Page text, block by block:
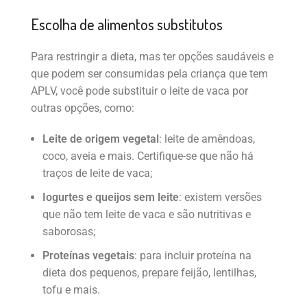
Escolha de alimentos substitutos
Para restringir a dieta, mas ter opções saudáveis e
que podem ser consumidas pela criança que tem
APLV, você pode substituir o leite de vaca por
outras opções, como:
Leite de origem vegetal: leite de amêndoas,
coco, aveia e mais. Certifique-se que não há
traços de leite de vaca;
Iogurtes e queijos sem leite: existem versões
que não tem leite de vaca e são nutritivas e
saborosas;
Proteínas vegetais: para incluir proteína na
dieta dos pequenos, prepare feijão, lentilhas,
tofu e mais.